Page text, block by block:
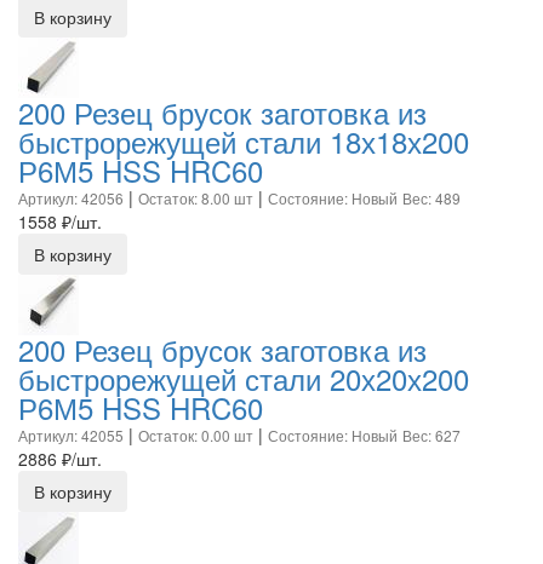
В корзину
200 Резец брусок заготовка из
быстрорежущей стали 18х18х200
Р6М5 HSS HRC60
Артикул: 42056 | Остаток: 8.00 шт | Состояние: Новый Вес: 489
1558 ₽/шт.
В корзину
200 Резец брусок заготовка из
быстрорежущей стали 20х20х200
Р6М5 HSS HRC60
Артикул: 42055 | Остаток: 0.00 шт | Состояние: Новый Вес: 627
2886 ₽/шт.
В корзину